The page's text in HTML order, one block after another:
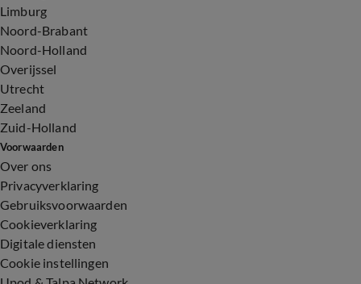
Limburg
Noord-Brabant
Noord-Holland
Overijssel
Utrecht
Zeeland
Zuid-Holland
Voorwaarden
Over ons
Privacyverklaring
Gebruiksvoorwaarden
Cookieverklaring
Digitale diensten
Cookie instellingen